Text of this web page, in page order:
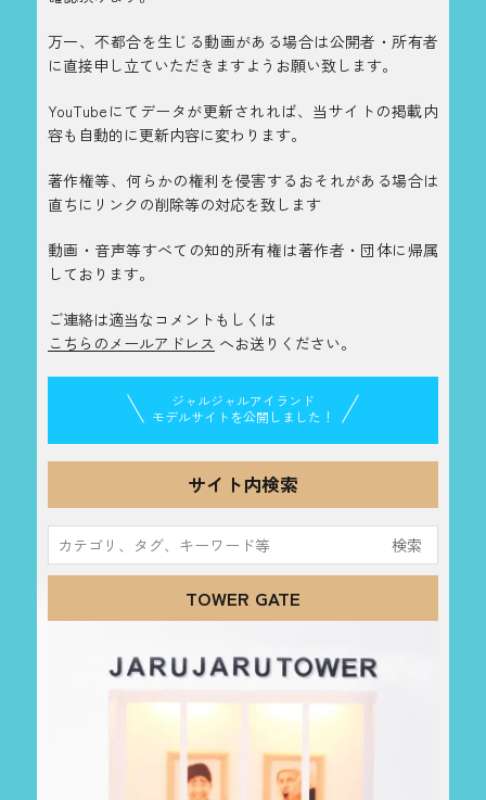
万一、不都合を生じる動画がある場合は公開者・所有者
に直接申し立ていただきますようお願い致します。
YouTubeにてデータが更新されれば、当サイトの掲載内
容も自動的に更新内容に変わります。
著作権等、何らかの権利を侵害するおそれがある場合は
直ちにリンクの削除等の対応を致します
動画・音声等すべての知的所有権は著作者・団体に帰属
しております。
ご連絡は適当なコメントもしくは
こちらのメールアドレス へお送りください。
ジャルジャルアイランド
モデルサイトを公開しました！
サイト内検索
索:
TOWER GATE